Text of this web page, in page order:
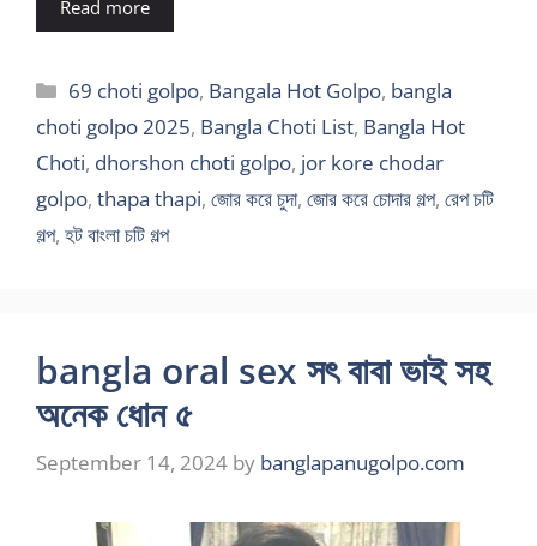
Read more
Categories
69 choti golpo, Bangala Hot Golpo, bangla
choti golpo 2025, Bangla Choti List, Bangla Hot
Choti, dhorshon choti golpo, jor kore chodar
golpo, thapa thapi, জোর করে চুদা, জোর করে চোদার গল্প, রেপ চটি
গল্প, হট বাংলা চটি গল্প
bangla oral sex সৎ বাবা ভাই সহ
অনেক ধোন ৫
September 14, 2024 by banglapanugolpo.com